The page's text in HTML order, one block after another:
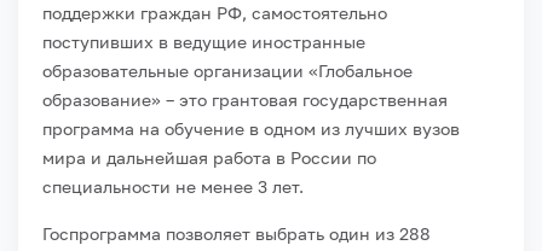
поддержки граждан РФ, самостоятельно
поступивших в ведущие иностранные
образовательные организации «Глобальное
образование» – это грантовая государственная
программа на обучение в одном из лучших вузов
мира и дальнейшая работа в России по
специальности не менее 3 лет.
Госпрограмма позволяет выбрать один из 288